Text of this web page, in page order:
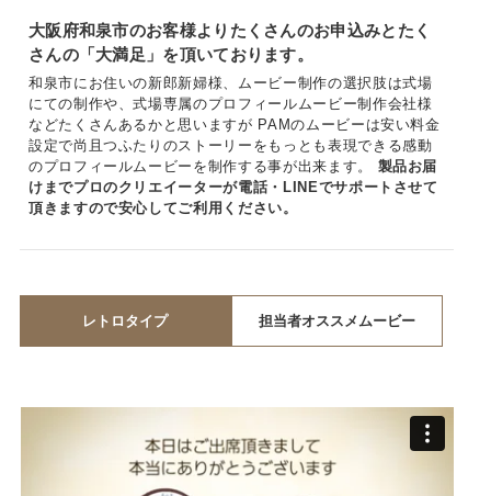
大阪府和泉市のお客様よりたくさんのお申込みとたく
さんの「大満足」を頂いております。
和泉市にお住いの新郎新婦様、ムービー制作の選択肢は式場
にての制作や、式場専属のプロフィールムービー制作会社様
などたくさんあるかと思いますが PAMのムービーは安い料金
設定で尚且つふたりのストーリーをもっとも表現できる感動
のプロフィールムービーを制作する事が出来ます。 製品お届
けまでプロのクリエイーターが電話・LINEでサポートさせて
頂きますので安心してご利用ください。
レトロタイプ 担当者オススメムービー